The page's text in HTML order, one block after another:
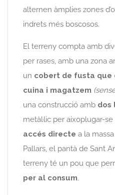
alternen àmplies zones
indrets més boscosos.
El terreny compta amb
per rases, amb una zona
un cobert de fusta que
cuina i magatzem
una construcció amb dos
metàl·lic per aixoplugar-
accés directe a la
Pallars, el pantà de Sant
terreny té un pou que
per al consum.